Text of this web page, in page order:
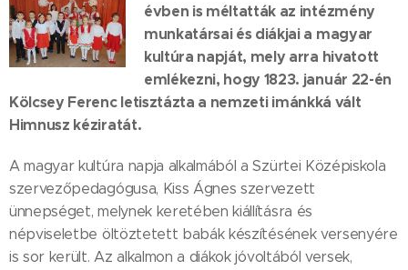
évben is méltatták az intézmény
munkatársai és diákjai a magyar
kultúra napját, mely arra hivatott
emlékezni, hogy 1823. január 22-én
Kölcsey Ferenc letisztázta a nemzeti imánkká vált
Himnusz kéziratát.
A magyar kultúra napja alkalmából a Szürtei Középiskola
szervezőpedagógusa, Kiss Ágnes szervezett
ünnepséget, melynek keretében kiállításra és
népviseletbe öltöztetett babák készítésének versenyére
is sor került. Az alkalmon a diákok jóvoltából versek,